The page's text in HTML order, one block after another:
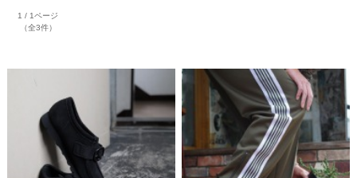
1 / 1ページ
（全3件）